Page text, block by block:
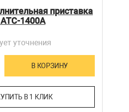
приставка
1400A
уточнения
В КОРЗИНУ
В 1 КЛИК